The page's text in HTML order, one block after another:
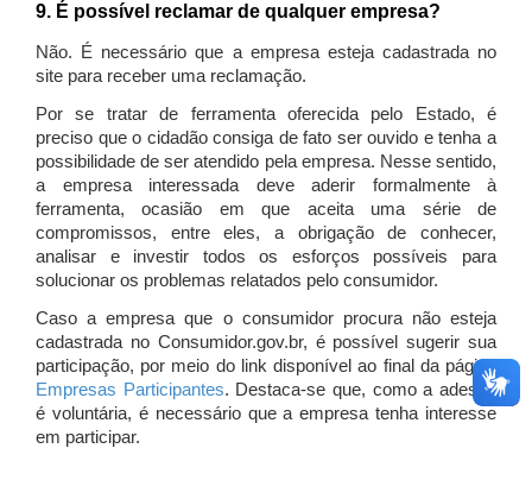
9. É possível reclamar de qualquer empresa?
Não. É necessário que a empresa esteja cadastrada no
site para receber uma reclamação.
Por se tratar de ferramenta oferecida pelo Estado, é
preciso que o cidadão consiga de fato ser ouvido e tenha a
possibilidade de ser atendido pela empresa. Nesse sentido,
a empresa interessada deve aderir formalmente à
ferramenta, ocasião em que aceita uma série de
compromissos, entre eles, a obrigação de conhecer,
analisar e investir todos os esforços possíveis para
solucionar os problemas relatados pelo consumidor.
Caso a empresa que o consumidor procura não esteja
cadastrada no Consumidor.gov.br, é possível sugerir sua
participação, por meio do link disponível ao final da página
Empresas Participantes. Destaca-se que, como a adesão
é voluntária, é necessário que a empresa tenha interesse
em participar.